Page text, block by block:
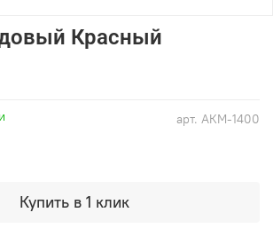
арт. АКМ-1400
Красный
Купить в 1 клик